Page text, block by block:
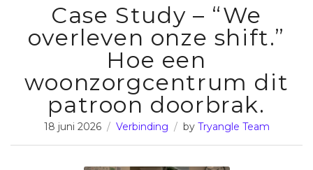
Case Study – “We
overleven onze shift.”
Hoe een
woonzorgcentrum dit
patroon doorbrak.
18 juni 2026 Verbinding by Tryangle Team